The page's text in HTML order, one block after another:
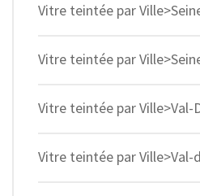
Vitre teintée par
Vitre teintée par
Vitre teintée par Ville>Val-
Vitre teintée par Ville>Val-